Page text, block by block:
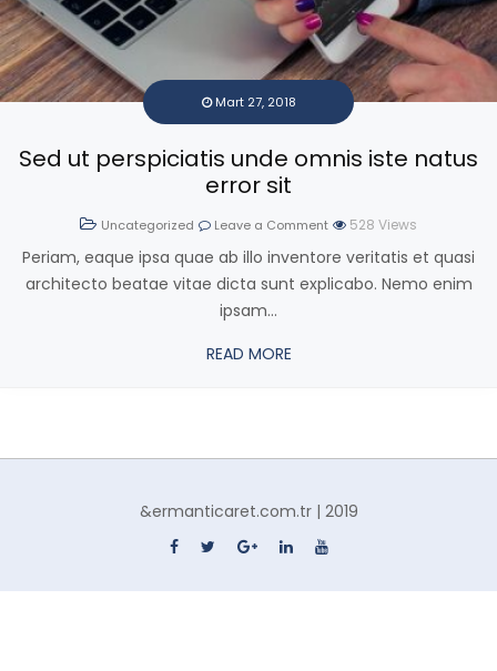
Mart 27, 2018
Sed ut perspiciatis unde omnis iste natus
error sit
Uncategorized Leave a Comment 528 Views
Periam, eaque ipsa quae ab illo inventore veritatis et quasi
architecto beatae vitae dicta sunt explicabo. Nemo enim
ipsam...
READ MORE
&ermanticaret.com.tr | 2019